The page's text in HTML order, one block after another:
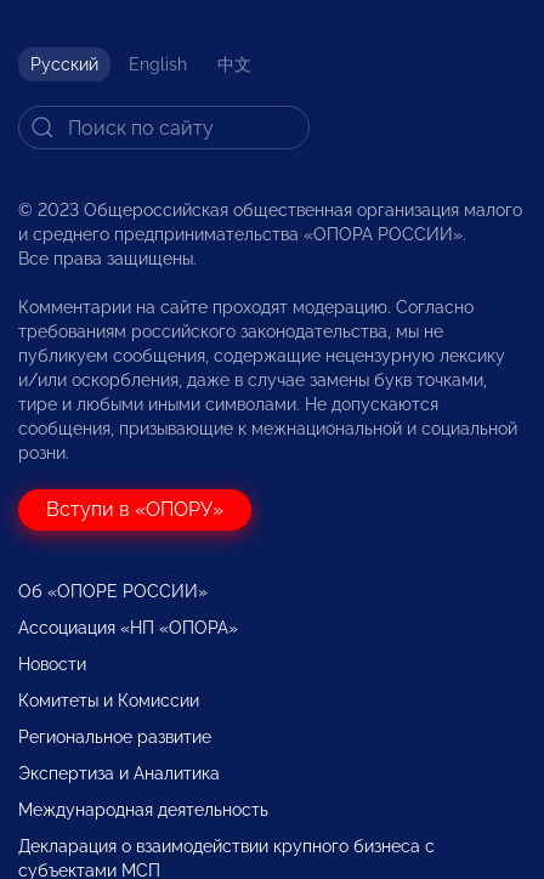
Русский English 中文
© 2023 Общероссийская общественная организация малого
и среднего предпринимательства «ОПОРА РОССИИ».
Все права защищены.
Комментарии на сайте проходят модерацию. Согласно
требованиям российского законодательства, мы не
публикуем сообщения, содержащие нецензурную лексику
и/или оскорбления, даже в случае замены букв точками,
тире и любыми иными символами. Не допускаются
сообщения, призывающие к межнациональной и социальной
розни.
Вступи в «ОПОРУ»
Об «ОПОРЕ РОССИИ»
Ассоциация «НП «ОПОРА»
Новости
Комитеты и Комиссии
Региональное развитие
Экспертиза и Аналитика
Международная деятельность
Декларация о взаимодействии крупного бизнеса с
субъектами МСП